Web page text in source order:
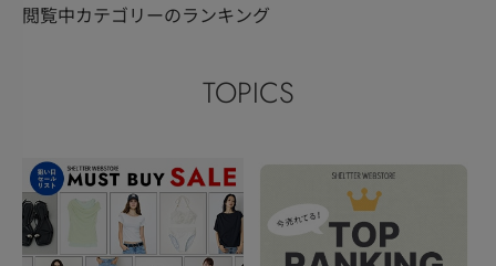
閲覧中カテゴリーのランキング
TOPICS